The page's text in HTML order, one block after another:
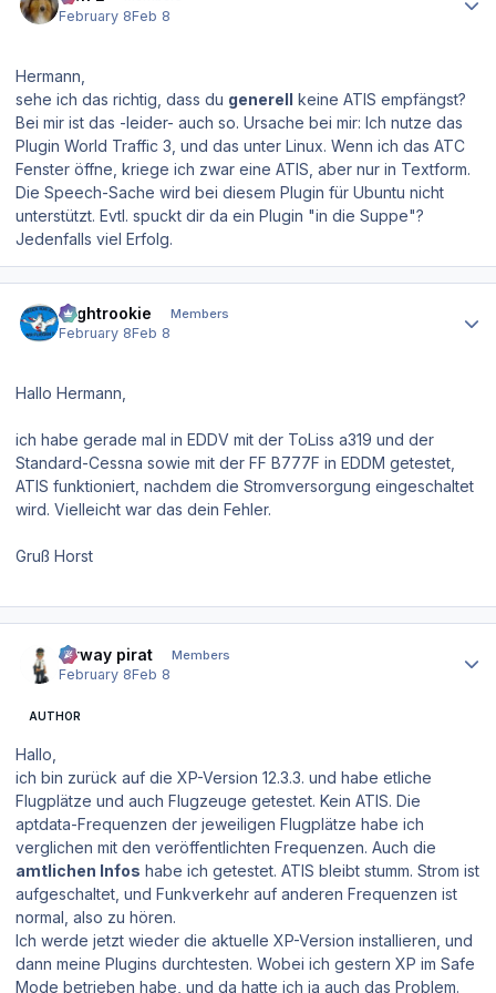
February 8Feb 8
Hermann,
sehe ich das richtig, dass du generell keine ATIS empfängst?
Bei mir ist das -leider- auch so. Ursache bei mir: Ich nutze das
Plugin World Traffic 3, und das unter Linux. Wenn ich das ATC
Fenster öffne, kriege ich zwar eine ATIS, aber nur in Textform.
Die Speech-Sache wird bei diesem Plugin für Ubuntu nicht
unterstützt. Evtl. spuckt dir da ein Plugin "in die Suppe"?
Jedenfalls viel Erfolg.
Flightrookie Members
February 8Feb 8
Hallo Hermann,
ich habe gerade mal in EDDV mit der ToLiss a319 und der
Standard-Cessna sowie mit der FF B777F in EDDM getestet,
ATIS funktioniert, nachdem die Stromversorgung eingeschaltet
wird. Vielleicht war das dein Fehler.
Gruß Horst
airway pirat Members
February 8Feb 8
AUTHOR
Hallo,
ich bin zurück auf die XP-Version 12.3.3. und habe etliche
Flugplätze und auch Flugzeuge getestet. Kein ATIS. Die
aptdata-Frequenzen der jeweiligen Flugplätze habe ich
verglichen mit den veröffentlichten Frequenzen. Auch die
amtlichen Infos habe ich getestet. ATIS bleibt stumm. Strom ist
aufgeschaltet, und Funkverkehr auf anderen Frequenzen ist
normal, also zu hören.
Ich werde jetzt wieder die aktuelle XP-Version installieren, und
dann meine Plugins durchtesten. Wobei ich gestern XP im Safe
Mode betrieben habe, und da hatte ich ja auch das Problem.